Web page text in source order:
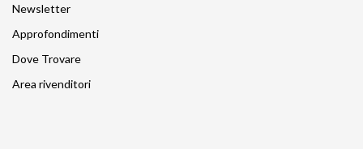
Newsletter
Approfondimenti
Dove Trovare
Area rivenditori